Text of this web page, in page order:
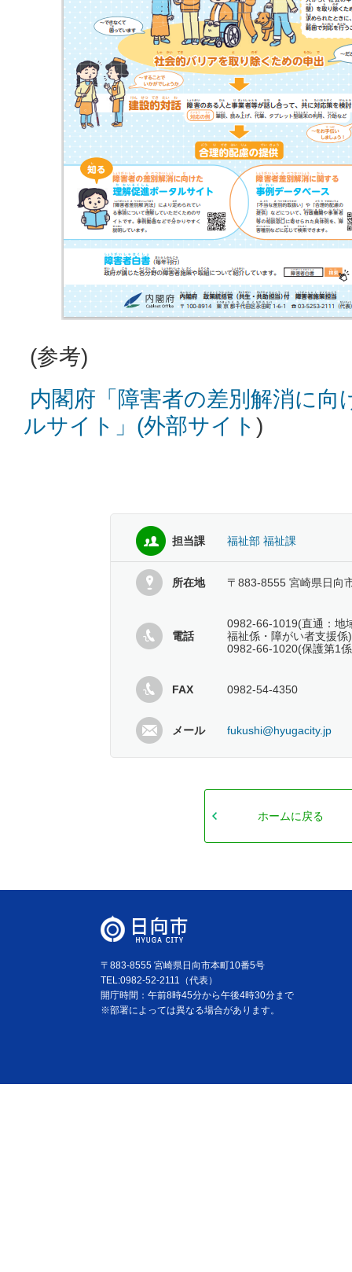
(参考)
内閣府「障害者の差別解消に向
ルサイト」(外部サイト )
担当課 福祉部 福祉課
所在地 〒883-8555 宮崎県日向
電話
0982-66-1019(直通：地
福祉係・障がい者支援係)
0982-66-1020(保護第1
FAX 0982-54-4350
メール fukushi@hyugacity.jp
ホームに戻る
〒883-8555 宮崎県日向市本町10番5号
TEL:0982-52-2111（代表）
開庁時間：午前8時45分から午後4時30分まで
※部署によっては異なる場合があります。